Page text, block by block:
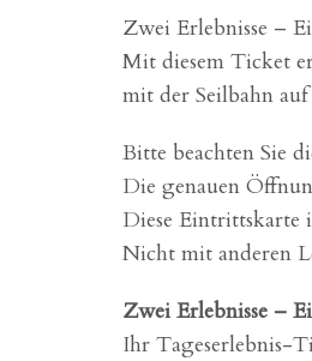
Zwei Erlebnisse –
Mit diesem Ticket
mit der Seilbahn
Bitte beachten Sie
Die genauen
Diese Eintrittskarte
Nicht mit anderen
Zwei Erlebnisse –
Ihr Tageserlebnis-